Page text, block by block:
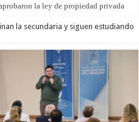
la ley de propiedad privada
la agenda ¿A dónde ir? para este
la secundaria y siguen estudiando